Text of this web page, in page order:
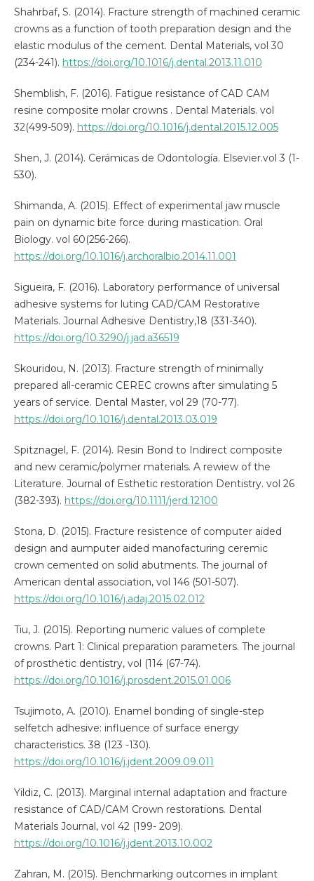
Shahrbaf, S. (2014). Fracture strength of machined ceramic
crowns as a function of tooth preparation design and the
elastic modulus of the cement. Dental Materials, vol 30
(234-241). https://doi.org/10.1016/j.dental.2013.11.010
Shemblish, F. (2016). Fatigue resistance of CAD CAM
resine composite molar crowns . Dental Materials. vol
32(499-509). https://doi.org/10.1016/j.dental.2015.12.005
Shen, J. (2014). Cerámicas de Odontología. Elsevier.vol 3 (1-
530).
Shimanda, A. (2015). Effect of experimental jaw muscle
pain on dynamic bite force during mastication. Oral
Biology. vol 60(256-266).
https://doi.org/10.1016/j.archoralbio.2014.11.001
Sigueira, F. (2016). Laboratory performance of universal
adhesive systems for luting CAD/CAM Restorative
Materials. Journal Adhesive Dentistry,18 (331-340).
https://doi.org/10.3290/j.jad.a36519
Skouridou, N. (2013). Fracture strength of minimally
prepared all-ceramic CEREC crowns after simulating 5
years of service. Dental Master, vol 29 (70-77).
https://doi.org/10.1016/j.dental.2013.03.019
Spitznagel, F. (2014). Resin Bond to Indirect composite
and new ceramic/polymer materials. A rewiew of the
Literature. Journal of Esthetic restoration Dentistry. vol 26
(382-393). https://doi.org/10.1111/jerd.12100
Stona, D. (2015). Fracture resistence of computer aided
design and aumputer aided manofacturing ceremic
crown cemented on solid abutments. The journal of
American dental association, vol 146 (501-507).
https://doi.org/10.1016/j.adaj.2015.02.012
Tiu, J. (2015). Reporting numeric values of complete
crowns. Part 1: Clinical preparation parameters. The journal
of prosthetic dentistry, vol (114 (67-74).
https://doi.org/10.1016/j.prosdent.2015.01.006
Tsujimoto, A. (2010). Enamel bonding of single-step
selfetch adhesive: influence of surface energy
characteristics. 38 (123 -130).
https://doi.org/10.1016/j.jdent.2009.09.011
Yildiz, C. (2013). Marginal internal adaptation and fracture
resistance of CAD/CAM Crown restorations. Dental
Materials Journal, vol 42 (199- 209).
https://doi.org/10.1016/j.jdent.2013.10.002
Zahran, M. (2015). Benchmarking outcomes in implant